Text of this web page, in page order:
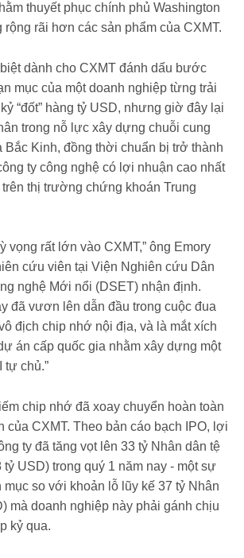
thuyết phục chính phủ Washington
rãi hơn các sản phẩm của CXMT.
dành cho CXMT đánh dấu bước
mục của một doanh nghiệp từng trải
“đốt” hàng tỷ USD, nhưng giờ đây lại
trong nỗ lực xây dựng chuỗi cung
Bắc Kinh, đồng thời chuẩn bị trở thành
ty công nghệ có lợi nhuận cao nhất
thị trường chứng khoán Trung
vọng rất lớn vào CXMT,” ông Emory
cứu viên tại Viện Nghiên cứu Dân
nghệ Mới nổi (DSET) nhận định.
đã vươn lên dẫn đầu trong cuộc đua
địch chip nhớ nội địa, và là mắt xích
án cấp quốc gia nhằm xây dựng một
tự chủ.”
chip nhớ đã xoay chuyển hoàn toàn
của CXMT. Theo bản cáo bạch IPO, lợi
ty đã tăng vọt lên 33 tỷ Nhân dân tệ
USD) trong quý 1 năm nay - một sự
so với khoản lỗ lũy kế 37 tỷ Nhân
mà doanh nghiệp này phải gánh chịu
kỷ qua.